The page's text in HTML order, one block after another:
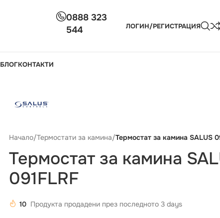
0888 323
544
ЛОГИН/РЕГИСТРАЦИЯ
БЛОГКОНТАКТИ
Начало/Термостати за камина/Термостат за камина SALUS
Термостат за камина
091FLRF
10 Продукта продадени през последното 3 days